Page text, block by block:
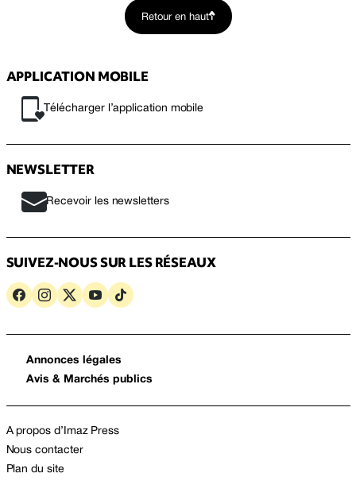
Retour en haut
APPLICATION MOBILE
Télécharger l’application mobile
NEWSLETTER
Recevoir les newsletters
SUIVEZ-NOUS SUR LES RÉSEAUX
Annonces légales
Avis & Marchés publics
A propos d’Imaz Press
Nous contacter
Plan du site